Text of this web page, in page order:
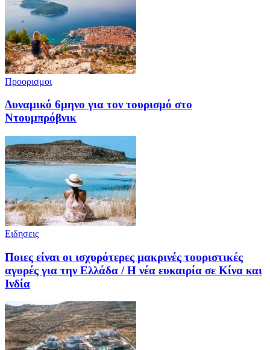
Προορισμοι
Δυναμικό 6μηνο για τον τουρισμό στο
Ντουμπρόβνικ
Ειδησεις
Ποιες είναι οι ισχυρότερες μακρινές τουριστικές
αγορές για την Ελλάδα / Η νέα ευκαιρία σε Κίνα και
Ινδία